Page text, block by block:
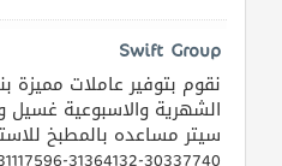
Swift Group
نقوم بتوفير عاملات مميزة
الشهرية والاسبوعية